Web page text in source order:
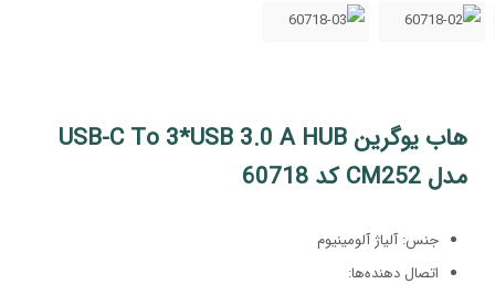
هاب یوگرین USB-C To 3*USB 3.0 A HUB
مدل CM252 کد 60718
جنس: آلیاژ آلومینیوم
اتصال دهنده‌ها: